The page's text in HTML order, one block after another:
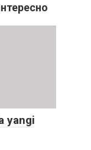
yangi